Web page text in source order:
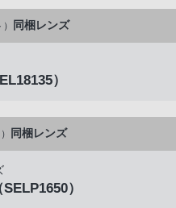
同梱レンズ
）
同梱レンズ
SELP1650）